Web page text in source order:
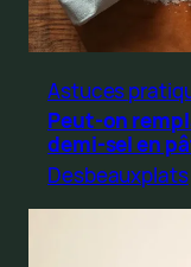
Astuces
Peut-on
demi-sel en
Desbeauxplats